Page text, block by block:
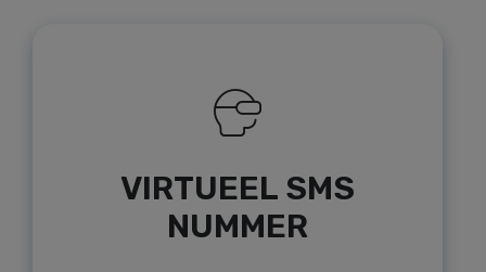
VIRTUEEL SMS
NUMMER